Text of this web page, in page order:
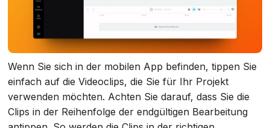
Wenn Sie sich in der mobilen App befinden, tippen Sie
einfach auf die Videoclips, die Sie für Ihr Projekt
verwenden möchten. Achten Sie darauf, dass Sie die
Clips in der Reihenfolge der endgültigen Bearbeitung